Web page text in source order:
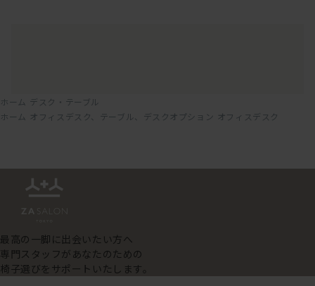
ホーム デスク・テーブル
ホーム
オフィスデスク、テーブル、デスクオプション オフィスデスク
最高の一脚に出会いたい方へ
専門スタッフがあなたのための
椅子選びをサポートいたします。